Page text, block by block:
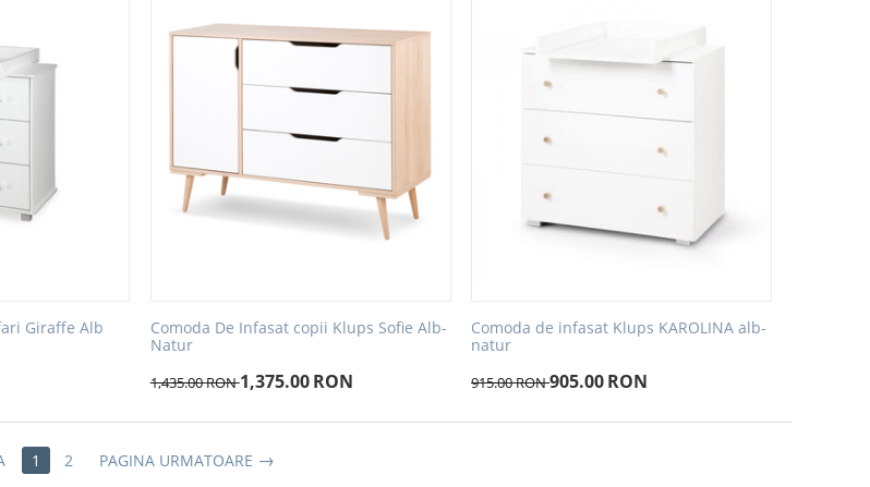
Giraffe Alb
Comoda De Infasat copii Klups Sofie Alb-
Natur
1,435.00RON1,375.00RON
Comoda de infasat Klups KAROLINA alb-
natur
915.00RON905.00RON
1 2 PAGINA URMATOARE